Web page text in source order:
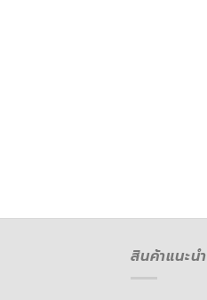
สินค้าแนะนำ